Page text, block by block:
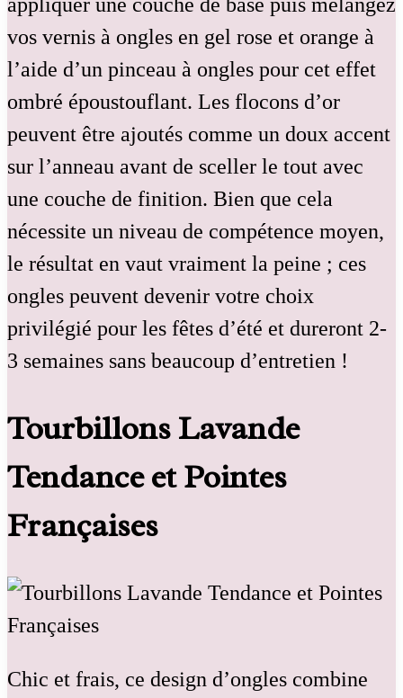
vos vernis à ongles en gel rose et orange à
l’aide d’un pinceau à ongles pour cet effet
ombré époustouflant. Les flocons d’or
peuvent être ajoutés comme un doux accent
sur l’anneau avant de sceller le tout avec
une couche de finition. Bien que cela
nécessite un niveau de compétence moyen,
le résultat en vaut vraiment la peine ; ces
ongles peuvent devenir votre choix
privilégié pour les fêtes d’été et dureront 2-
3 semaines sans beaucoup d’entretien !
Tourbillons Lavande
Tendance et Pointes
Françaises
Chic et frais, ce design d’ongles combine